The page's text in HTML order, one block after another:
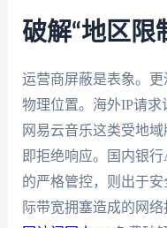
破解“地区限
运营商屏蔽是表象。
物理位置。海外IP请
网易云音乐这类受地
即拒绝响应。国内银
的严格管控，则出于
际带宽拥塞造成的网